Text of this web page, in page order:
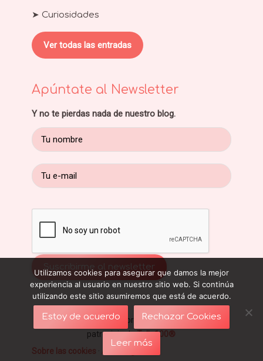
➤ Curiosidades
Ver todas las entradas
Apúntate al Newsletter
Y no te pierdas nada de nuestro blog.
Blog sobre ropa interior y sujetadores - Con el
patrocinio deTalla100®
Sobre las cookies · Aviso legal
Utilizamos cookies para asegurar que damos la mejor
experiencia al usuario en nuestro sitio web. Si continúa
utilizando este sitio asumiremos que está de acuerdo.
Estoy de acuerdo Rechazar Cookies
Leer más